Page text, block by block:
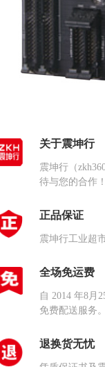
关于震坤行
震坤行（
待与您的合作
正品保证
震坤行工业超
全场免运费
自 2014 年8月
免费配送服务
退换货无忧